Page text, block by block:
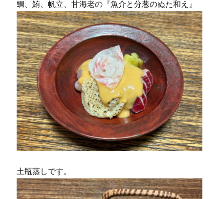
鯛、鮪、帆立、甘海老の『魚介と分葱のぬた和え』
土瓶蒸しです。